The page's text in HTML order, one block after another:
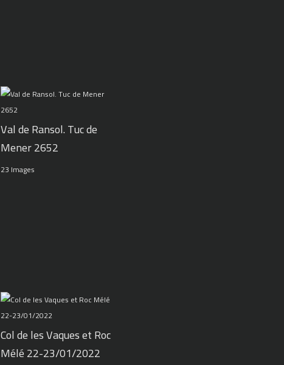
Val de Ransol. Tuc de
Mener 2652
23 Images
Col de les Vaques et Roc
Mélé 22-23/01/2022